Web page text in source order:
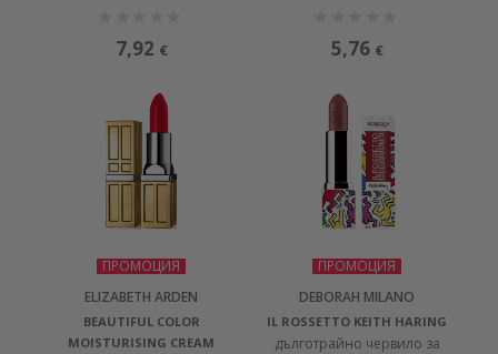
7,92 € 5,76 €
ПРОМОЦИЯ
ELIZABETH ARDEN
BEAUTIFUL COLOR
MOISTURISING CREAM
ПРОМОЦИЯ
DEBORAH MILANO
IL ROSSETTO KEITH HARING
дълготрайно червило за